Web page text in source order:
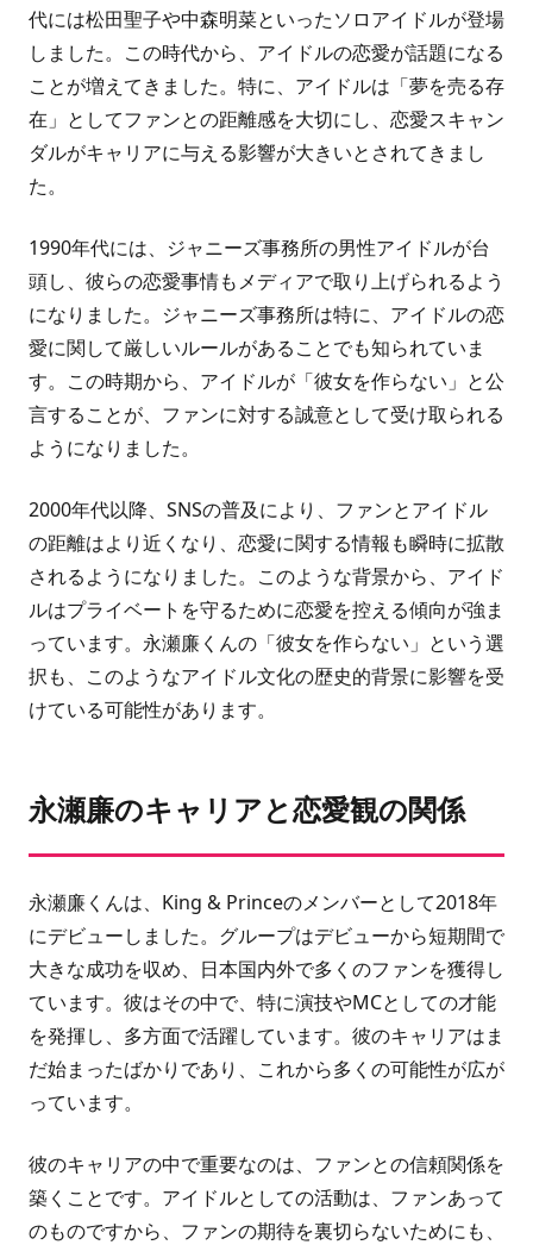
代には松田聖子や中森明菜といったソロアイドルが登場
しました。この時代から、アイドルの恋愛が話題になる
ことが増えてきました。特に、アイドルは「夢を売る存
在」としてファンとの距離感を大切にし、恋愛スキャン
ダルがキャリアに与える影響が大きいとされてきまし
た。
1990年代には、ジャニーズ事務所の男性アイドルが台
頭し、彼らの恋愛事情もメディアで取り上げられるよう
になりました。ジャニーズ事務所は特に、アイドルの恋
愛に関して厳しいルールがあることでも知られていま
す。この時期から、アイドルが「彼女を作らない」と公
言することが、ファンに対する誠意として受け取られる
ようになりました。
2000年代以降、SNSの普及により、ファンとアイドル
の距離はより近くなり、恋愛に関する情報も瞬時に拡散
されるようになりました。このような背景から、アイド
ルはプライベートを守るために恋愛を控える傾向が強ま
っています。永瀬廉くんの「彼女を作らない」という選
択も、このようなアイドル文化の歴史的背景に影響を受
けている可能性があります。
永瀬廉のキャリアと恋愛観の関係
永瀬廉くんは、King & Princeのメンバーとして2018年
にデビューしました。グループはデビューから短期間で
大きな成功を収め、日本国内外で多くのファンを獲得し
ています。彼はその中で、特に演技やMCとしての才能
を発揮し、多方面で活躍しています。彼のキャリアはま
だ始まったばかりであり、これから多くの可能性が広が
っています。
彼のキャリアの中で重要なのは、ファンとの信頼関係を
築くことです。アイドルとしての活動は、ファンあって
のものですから、ファンの期待を裏切らないためにも、